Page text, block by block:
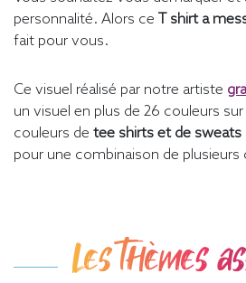
personnalité. Alors ce T shirt a
fait pour vous.
Ce visuel réalisé par notre artiste
un visuel en plus de 26 couleurs
couleurs de tee shirts et de sweats
pour une combinaison de
Les thèmes